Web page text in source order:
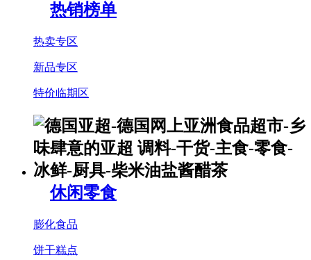
热销榜单
热卖专区
新品专区
特价临期区
休闲零食
膨化食品
饼干糕点